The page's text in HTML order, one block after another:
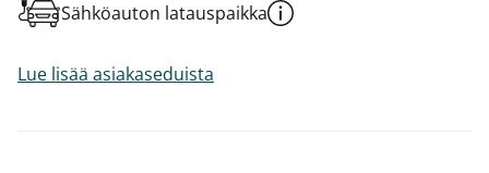
Sähköauton latauspaikka
Lue lisää asiakaseduista